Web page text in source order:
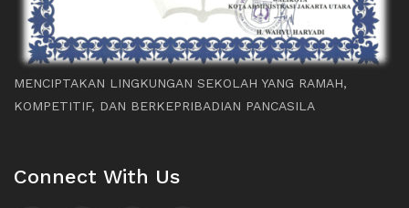
MENCIPTAKAN LINGKUNGAN SEKOLAH YANG RAMAH,
KOMPETITIF, DAN BERKEPRIBADIAN PANCASILA
Connect With Us